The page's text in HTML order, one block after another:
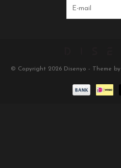
© Copyright 2026 Disenyo - Theme by